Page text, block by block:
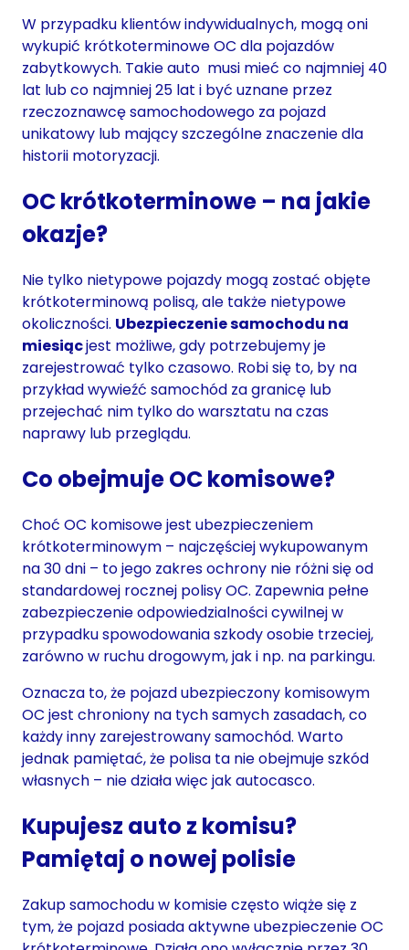
W przypadku klientów indywidualnych, mogą oni
wykupić krótkoterminowe OC dla pojazdów
zabytkowych. Takie auto musi mieć co najmniej 40
lat lub co najmniej 25 lat i być uznane przez
rzeczoznawcę samochodowego za pojazd
unikatowy lub mający szczególne znaczenie dla
historii motoryzacji.
OC krótkoterminowe – na jakie
okazje?
Nie tylko nietypowe pojazdy mogą zostać objęte
krótkoterminową polisą, ale także nietypowe
okoliczności. Ubezpieczenie samochodu na
miesiącjest możliwe, gdy potrzebujemy je
zarejestrować tylko czasowo. Robi się to, by na
przykład wywieźć samochód za granicę lub
przejechać nim tylko do warsztatu na czas
naprawy lub przeglądu.
Co obejmuje OC komisowe?
Choć OC komisowe jest ubezpieczeniem
krótkoterminowym – najczęściej wykupowanym
na 30 dni – to jego zakres ochrony nie różni się od
standardowej rocznej polisy OC. Zapewnia pełne
zabezpieczenie odpowiedzialności cywilnej w
przypadku spowodowania szkody osobie trzeciej,
zarówno w ruchu drogowym, jak i np. na parkingu.
Oznacza to, że pojazd ubezpieczony komisowym
OC jest chroniony na tych samych zasadach, co
każdy inny zarejestrowany samochód. Warto
jednak pamiętać, że polisa ta nie obejmuje szkód
własnych – nie działa więc jak autocasco.
Kupujesz auto z komisu?
Pamiętaj o nowej polisie
Zakup samochodu w komisie często wiąże się z
tym, że pojazd posiada aktywne ubezpieczenie OC